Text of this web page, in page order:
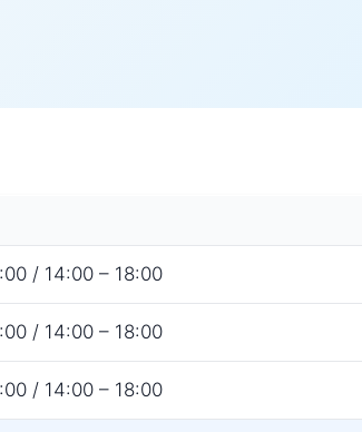
/ 14:00 – 18:00
/ 14:00 – 18:00
/ 14:00 – 18:00